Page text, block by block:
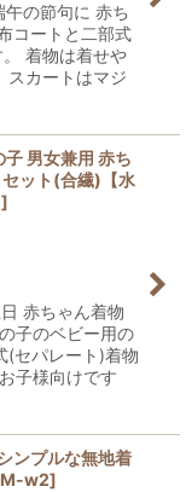
の節句に 赤ち
コートと二部式
着物は着せや
スカートはマジ
男女兼用 赤ち
ット(合繊)【水
]
赤ちゃん着物
子のベビー用の
(セパレート)着物
子様向けです
ンプルな無地着
w2]